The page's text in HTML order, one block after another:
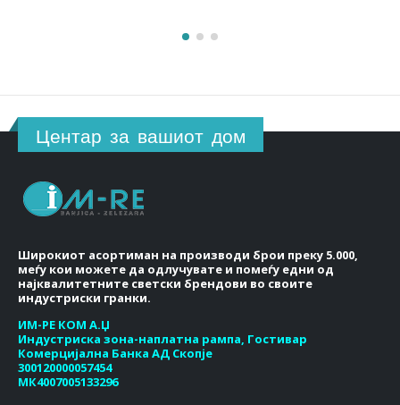
Центар за вашиот дом
Широкиот асортиман на производи брои преку 5.000,
меѓу кои можете да одлучувате и помеѓу едни од
најквалитетните светски брендови во своите
индустриски гранки.
ИМ-РЕ КОМ А.Џ
Индустриска зона-наплатна рампа, Гостивар
Комерцијална Банка АД Скопје
300120000057454
МК4007005133296